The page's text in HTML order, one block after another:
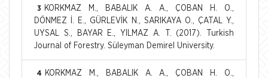
3
KORKMAZ M., BABALIK A. A., ÇOBAN H. O.,
DÖNMEZ İ. E., GÜRLEVİK N., SARIKAYA O., ÇATAL Y.,
UYSAL S., BAYAR E., YILMAZ A. T. (2017). Turkish
Journal of Forestry. Süleyman Demirel University.
4
KORKMAZ M., BABALIK A. A., ÇOBAN H. O.,